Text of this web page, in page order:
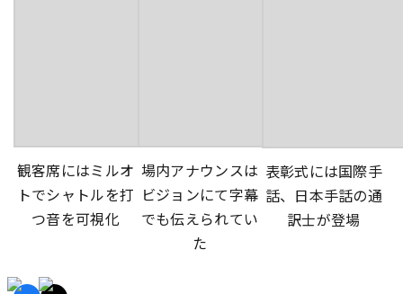
観客席にはミルオ
トでシャトルを打
つ音を可視化
場内アナウンスは
ビジョンにて字幕
でも伝えられてい
た
表彰式には国際手
話、日本手話の通
訳士が登場